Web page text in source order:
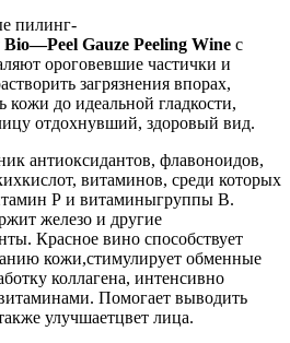
пилинг-
Bio—Peel Gauze Peeling Wine с
ороговевшие частички и
загрязнения впорах,
кожи до идеальной гладкости,
отдохнувший, здоровый вид.
антиоксидантов, флавоноидов,
витаминов, среди которых
Р и витаминыгруппы В.
железо и другие
Красное вино способствует
кожи,стимулирует обменные
коллагена, интенсивно
Помогает выводить
улучшаетцвет лица.